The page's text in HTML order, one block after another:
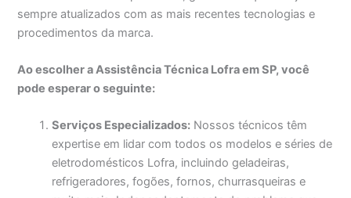
sempre atualizados com as mais recentes tecnologias e
procedimentos da marca.
Ao escolher a Assistência Técnica Lofra em SP, você
pode esperar o seguinte:
Serviços Especializados: Nossos técnicos têm
expertise em lidar com todos os modelos e séries de
eletrodomésticos Lofra, incluindo geladeiras,
refrigeradores, fogões, fornos, churrasqueiras e